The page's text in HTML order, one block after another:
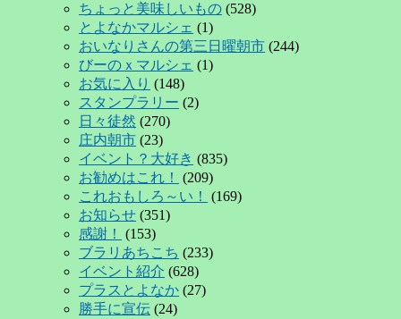
ちょっと美味しいもの (528)
とよなかマルシェ (1)
おいなりさんの第三日曜朝市 (244)
びーのｘマルシェ (1)
お気に入り (148)
スタンプラリー (2)
日々徒然 (270)
庄内朝市 (23)
イベント？大好き (835)
お勧めはこれ！
(209)
これおもしろ～い！
(169)
お知らせ (351)
感謝！
(153)
ブラリあちこち (233)
イベント紹介 (628)
プラスとよなか (27)
勝手に宣伝 (24)